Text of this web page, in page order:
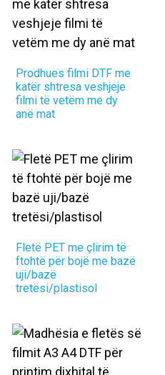
Prodhues filmi DTF me
katër shtresa veshjeje
filmi të vetëm me dy
anë mat
Fletë PET me çlirim të
ftohtë për bojë me bazë
uji/bazë
tretësi/plastisol